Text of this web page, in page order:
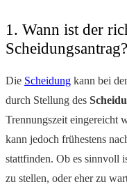
1. Wann ist der
Scheidungsantrag?
Die Scheidung kann bei
durch Stellung des
Trennungszeit eingereicht
kann jedoch frühestens
stattfinden. Ob es sinnvoll
zu stellen, oder eher zu